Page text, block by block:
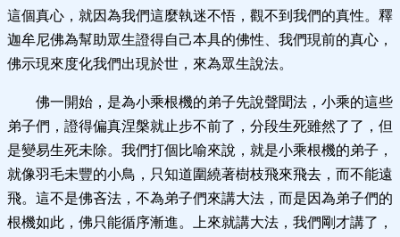
這個真心，就因為我們這麼執迷不悟，觀不到我們的真性。釋
迦牟尼佛為幫助眾生證得自己本具的佛性、我們現前的真心，
佛示現來度化我們出現於世，來為眾生說法。
佛一開始，是為小乘根機的弟子先說聲聞法，小乘的這些
弟子們，證得偏真涅槃就止步不前了，分段生死雖然了了，但
是變易生死未除。我們打個比喻來說，就是小乘根機的弟子，
就像羽毛未豐的小鳥，只知道圍繞著樹枝飛來飛去，而不能遠
飛。這不是佛吝法，不為弟子們來講大法，而是因為弟子們的
根機如此，佛只能循序漸進。上來就講大法，我們剛才講了，